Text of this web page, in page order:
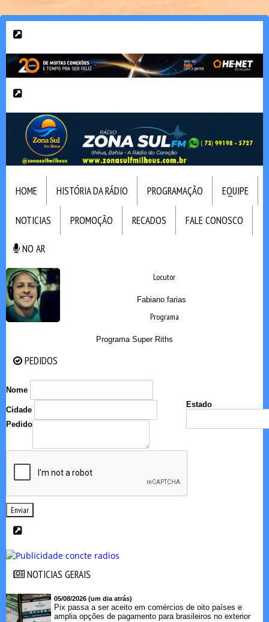
HOME HISTÓRIA DA RÁDIO PROGRAMAÇÃO EQUIPE
NOTICIAS PROMOÇÃO RECADOS FALE CONOSCO
NO AR
Locutor
Fabiano farias
Programa
Programa Super Riths
PEDIDOS
Nome
Cidade
Estado
Pedido
Enviar
NOTICIAS GERAIS
05/08/2026 (um dia atrás)
Pix passa a ser aceito em comércios de oito países e
amplia opções de pagamento para brasileiros no exterior